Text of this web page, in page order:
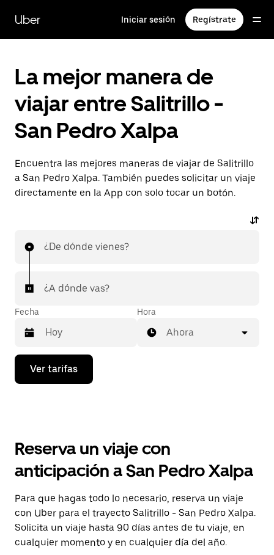
contenido
principal
Uber Iniciar sesión Regístrate
La mejor manera de
viajar entre Salitrillo -
San Pedro Xalpa
Encuentra las mejores maneras de viajar de Salitrillo
a San Pedro Xalpa. También puedes solicitar un viaje
directamente en la App con solo tocar un botón.
¿De dónde vienes?
¿A dónde vas?
Fecha
Presiona
flecha
el
y
selecciona
una
fecha.
Presiona
la
tecla Esc
para
Hora
Ahora
Ver tarifas
Reserva un viaje con
anticipación a San Pedro Xalpa
Para que hagas todo lo necesario, reserva un viaje
con Uber para el trayecto Salitrillo - San Pedro Xalpa.
Solicita un viaje hasta 90 días antes de tu viaje, en
cualquier momento y en cualquier día del año.